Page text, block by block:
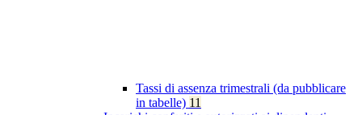
Tassi di assenza trimestrali (da pubblicare
in tabelle) 11